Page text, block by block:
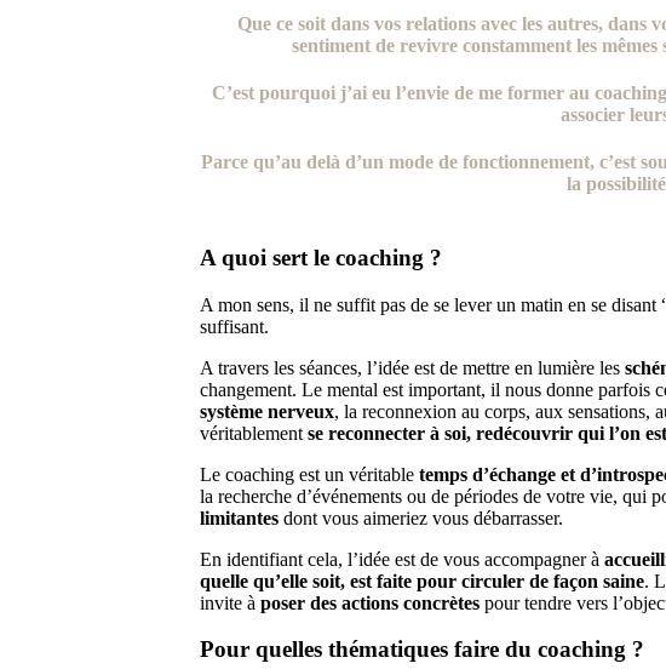
Que ce soit dans vos relations avec les autres,
sentiment de revivre constamment les
C’est pourquoi j’ai eu l’envie de me former au
associer
Parce qu’au delà d’un mode de fonctionnement, c’est
la
A quoi sert le coaching ?
A mon sens, il ne suffit pas de se lever un matin en se disant
suffisant.
A travers les séances, l’idée est de mettre en lumière les
changement. Le mental est important, il nous donne parfois
système nerveux, la reconnexion au corps, aux sensations,
véritablement se reconnecter à soi, redécouvrir qui l’on
Le coaching est un véritable temps d’échange et
la recherche d’événements ou de périodes de votre vie, qui
limitantesdont vous aimeriez vous débarrasser.
En identifiant cela, l’idée est de vous accompagner à
quelle qu’elle soit, est faite pour circuler de façon saine.
invite à poser des actions concrètespour tendre vers
Pour quelles thématiques faire du coaching ?